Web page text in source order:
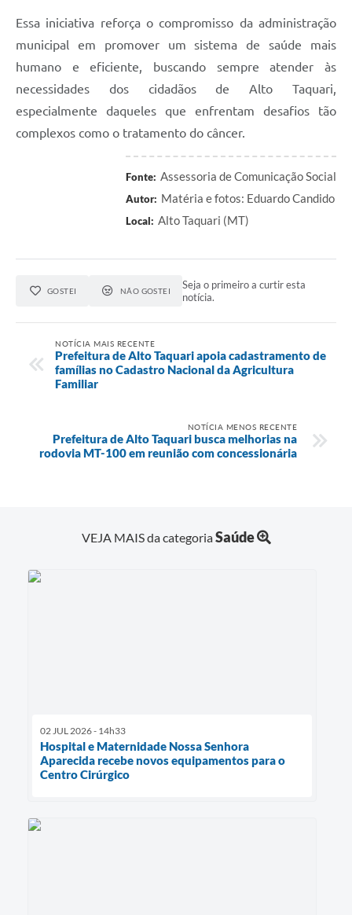
Essa iniciativa reforça o compromisso da administração
municipal em promover um sistema de saúde mais
humano e eficiente, buscando sempre atender às
necessidades dos cidadãos de Alto Taquari,
especialmente daqueles que enfrentam desafios tão
complexos como o tratamento do câncer.
Fonte: Assessoria de Comunicação Social
Autor: Matéria e fotos: Eduardo Candido
Local: Alto Taquari (MT)
GOSTEI NÃO GOSTEI
Seja o primeiro a curtir esta
notícia.
NOTÍCIA MAIS RECENTE
Prefeitura de Alto Taquari apoia cadastramento de
famílias no Cadastro Nacional da Agricultura
Familiar
NOTÍCIA MENOS RECENTE
Prefeitura de Alto Taquari busca melhorias na
rodovia MT-100 em reunião com concessionária
VEJA MAIS da categoriaSaúde
02 JUL 2026 - 14h33
Hospital e Maternidade Nossa Senhora
Aparecida recebe novos equipamentos para o
Centro Cirúrgico